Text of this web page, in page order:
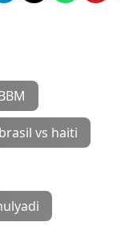
brasil vs haiti